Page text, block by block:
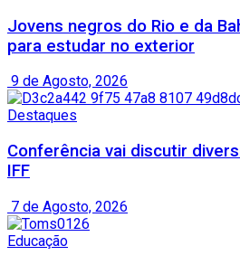
Jovens negros do Rio e da
para estudar no exterior
9 de Agosto, 2026
Destaques
Conferência vai discutir
IFF
7 de Agosto, 2026
Educação